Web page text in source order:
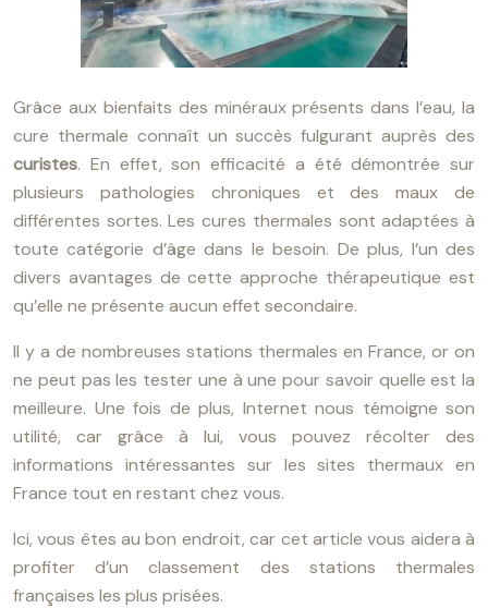
Grâce aux bienfaits des minéraux présents dans l’eau, la
cure thermale connaît un succès fulgurant auprès des
curistes. En effet, son efficacité a été démontrée sur
plusieurs pathologies chroniques et des maux de
différentes sortes. Les cures thermales sont adaptées à
toute catégorie d’âge dans le besoin. De plus, l’un des
divers avantages de cette approche thérapeutique est
qu’elle ne présente aucun effet secondaire.
Il y a de nombreuses stations thermales en France, or on
ne peut pas les tester une à une pour savoir quelle est la
meilleure. Une fois de plus, Internet nous témoigne son
utilité, car grâce à lui, vous pouvez récolter des
informations intéressantes sur les sites thermaux en
France tout en restant chez vous.
Ici, vous êtes au bon endroit, car cet article vous aidera à
profiter d’un classement des stations thermales
françaises les plus prisées.